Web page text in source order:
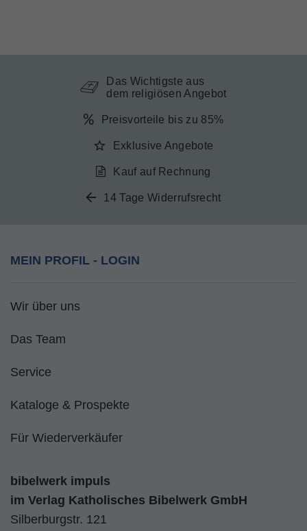
Das Wichtigste aus
dem religiösen Angebot
Preisvorteile bis zu 85%
Exklusive Angebote
Kauf auf Rechnung
14 Tage Widerrufsrecht
MEIN PROFIL - LOGIN
Wir über uns
Das Team
Service
Kataloge & Prospekte
Für Wiederverkäufer
bibelwerk impuls
im Verlag Katholisches Bibelwerk GmbH
Silberburgstr. 121